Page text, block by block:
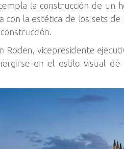
la construcción de un
con la estética de los sets
Roden, vicepresidente
en el estilo visual